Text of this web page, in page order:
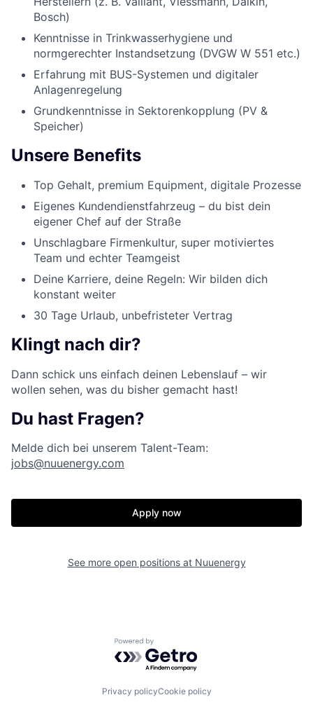
Bosch)
Kenntnisse in Trinkwasserhygiene und
normgerechter Instandsetzung (DVGW W 551 etc.)
Erfahrung mit BUS-Systemen und digitaler
Anlagenregelung
Grundkenntnisse in Sektorenkopplung (PV &
Speicher)
Unsere Benefits
Top Gehalt, premium Equipment, digitale Prozesse
Eigenes Kundendienstfahrzeug – du bist dein
eigener Chef auf der Straße
Unschlagbare Firmenkultur, super motiviertes
Team und echter Teamgeist
Deine Karriere, deine Regeln: Wir bilden dich
konstant weiter
30 Tage Urlaub, unbefristeter Vertrag
Klingt nach dir?
Dann schick uns einfach deinen Lebenslauf – wir
wollen sehen, was du bisher gemacht hast!
Du hast Fragen?
Melde dich bei unserem Talent-Team:
jobs@nuuenergy.com
Apply now
See more open positions at Nuuenergy
Powered by Getro.com
Privacy policyCookie policy